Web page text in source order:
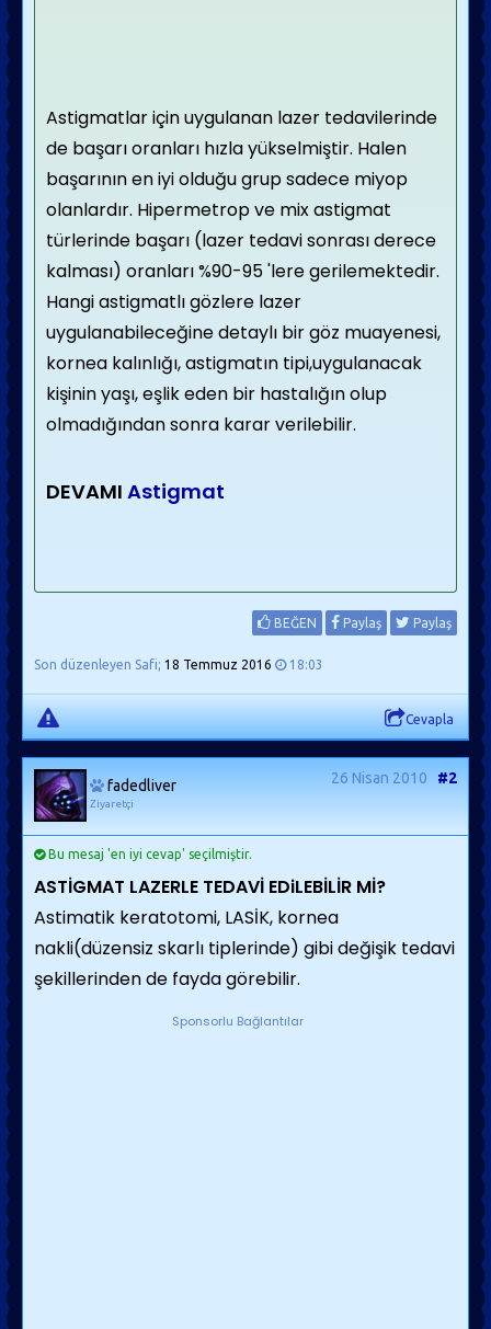
Astigmatlar için uygulanan lazer tedavilerinde
de başarı oranları hızla yükselmiştir. Halen
başarının en iyi olduğu grup sadece miyop
olanlardır. Hipermetrop ve mix astigmat
türlerinde başarı (lazer tedavi sonrası derece
kalması) oranları %90-95 'lere gerilemektedir.
Hangi astigmatlı gözlere lazer
uygulanabileceğine detaylı bir göz muayenesi,
kornea kalınlığı, astigmatın tipi,uygulanacak
kişinin yaşı, eşlik eden bir hastalığın olup
olmadığından sonra karar verilebilir.
DEVAMI Astigmat
BEĞEN Paylaş Paylaş
Son düzenleyen Safi; 18 Temmuz 2016 18:03
Cevapla
fadedliver
Ziyaretçi
26 Nisan 2010 #2
Bu mesaj 'en iyi cevap' seçilmiştir.
ASTİGMAT LAZERLE TEDAVİ EDiLEBİLİR Mİ?
Astimatik keratotomi, LASİK, kornea
nakli(düzensiz skarlı tiplerinde) gibi değişik tedavi
şekillerinden de fayda görebilir.
Sponsorlu Bağlantılar